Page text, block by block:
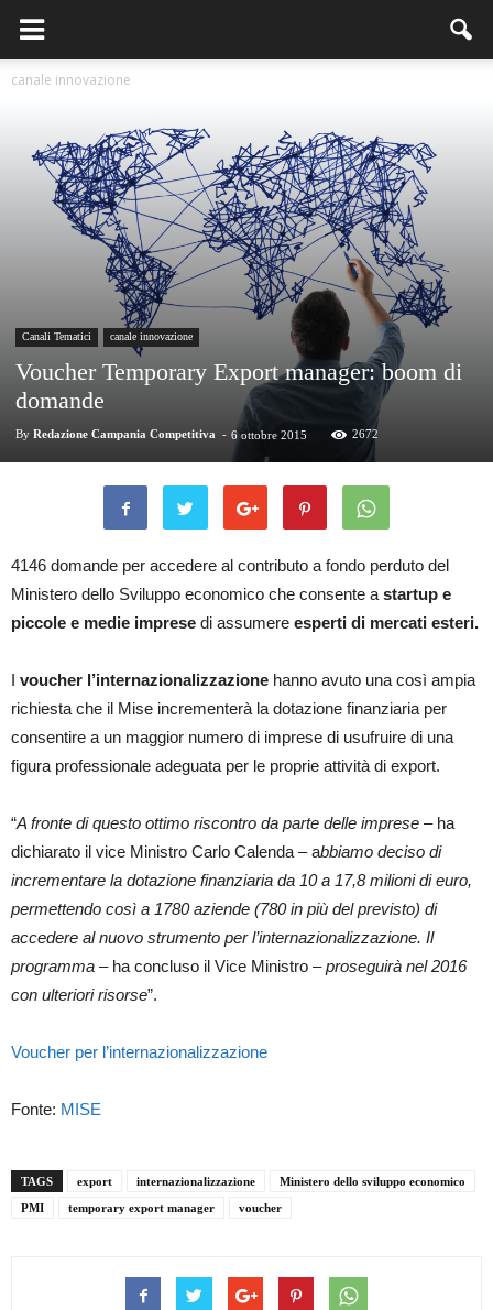
canale innovazione
Canali Tematici canale innovazione
Voucher Temporary Export manager: boom di
domande
By Redazione Campania Competitiva - 6 ottobre 2015 2672
4146 domande per accedere al contributo a fondo perduto del
Ministero dello Sviluppo economico che consente a startup e
piccole e medie imprese di assumere esperti di mercati esteri.
I voucher l’internazionalizzazione hanno avuto una così ampia
richiesta che il Mise incrementerà la dotazione finanziaria per
consentire a un maggior numero di imprese di usufruire di una
figura professionale adeguata per le proprie attività di export.
“A fronte di questo ottimo riscontro da parte delle imprese – ha
dichiarato il vice Ministro Carlo Calenda – abbiamo deciso di
incrementare la dotazione finanziaria da 10 a 17,8 milioni di euro,
permettendo così a 1780 aziende (780 in più del previsto) di
accedere al nuovo strumento per l’internazionalizzazione. Il
programma – ha concluso il Vice Ministro –proseguirà nel 2016
con ulteriori risorse”.
Voucher per l’internazionalizzazione
Fonte: MISE
TAGS export internazionalizzazione
Ministero dello sviluppo economico
PMI
temporary export manager voucher